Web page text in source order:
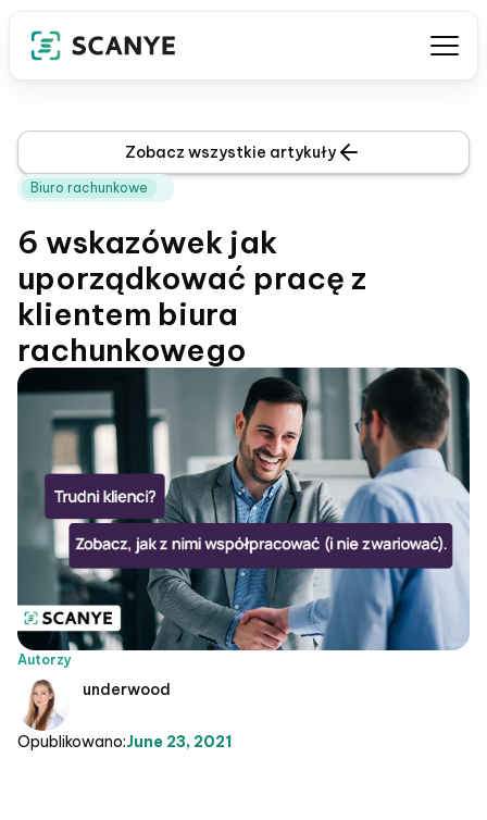
Zobacz wszystkie artykuły
Biuro rachunkowe
6 wskazówek jak
uporządkować pracę z
klientem biura
rachunkowego
Autorzy
underwood
Opublikowano:June 23, 2021